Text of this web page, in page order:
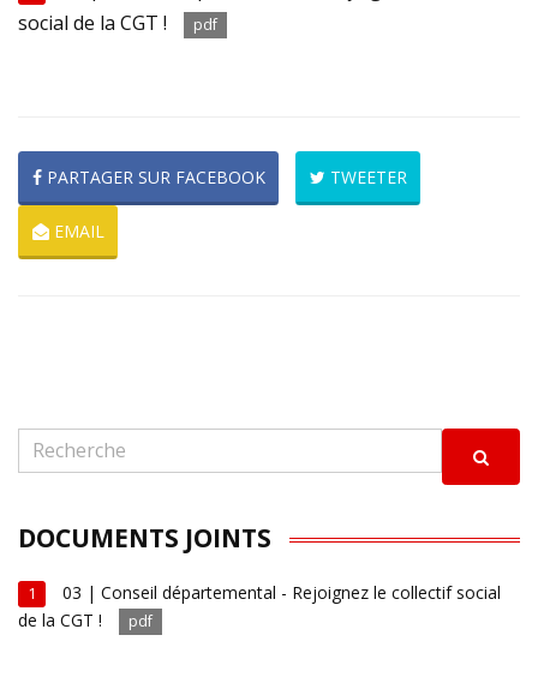
social de la CGT !
pdf
PARTAGER SUR FACEBOOK TWEETER
EMAIL
DOCUMENTS JOINTS
1
03 | Conseil départemental - Rejoignez le collectif social
de la CGT !
pdf